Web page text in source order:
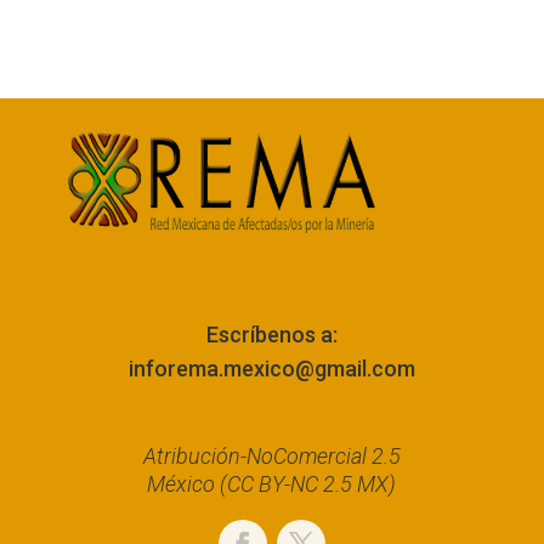
Escríbenos a:
inforema.mexico@gmail.com
Atribución-NoComercial 2.5
México (CC BY-NC 2.5 MX)